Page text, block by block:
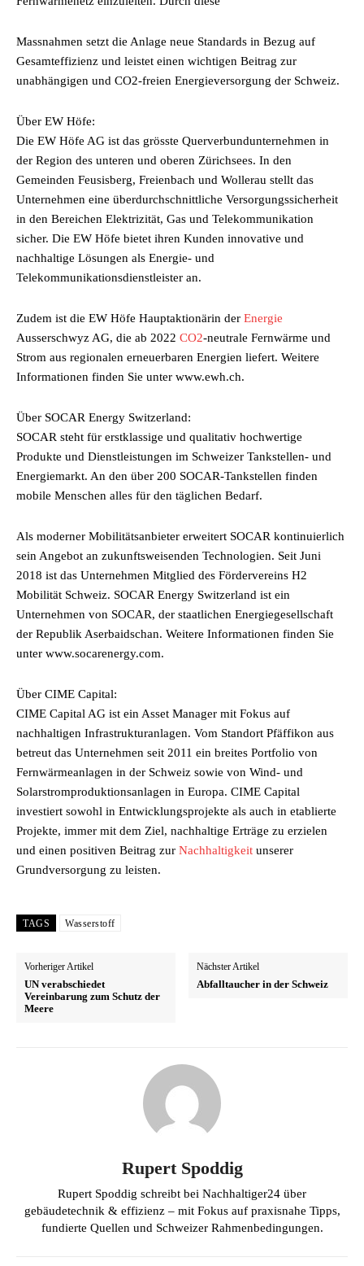
Massnahmen setzt die Anlage neue Standards in Bezug auf
Gesamteffizienz und leistet einen wichtigen Beitrag zur
unabhängigen und CO2-freien Energieversorgung der Schweiz.
Über EW Höfe:
Die EW Höfe AG ist das grösste Querverbundunternehmen in
der Region des unteren und oberen Zürichsees. In den
Gemeinden Feusisberg, Freienbach und Wollerau stellt das
Unternehmen eine überdurchschnittliche Versorgungssicherheit
in den Bereichen Elektrizität, Gas und Telekommunikation
sicher. Die EW Höfe bietet ihren Kunden innovative und
nachhaltige Lösungen als Energie- und
Telekommunikationsdienstleister an.
Zudem ist die EW Höfe Hauptaktionärin der Energie
Ausserschwyz AG, die ab 2022 CO2-neutrale Fernwärme und
Strom aus regionalen erneuerbaren Energien liefert. Weitere
Informationen finden Sie unter www.ewh.ch.
Über SOCAR Energy Switzerland:
SOCAR steht für erstklassige und qualitativ hochwertige
Produkte und Dienstleistungen im Schweizer Tankstellen- und
Energiemarkt. An den über 200 SOCAR-Tankstellen finden
mobile Menschen alles für den täglichen Bedarf.
Als moderner Mobilitätsanbieter erweitert SOCAR kontinuierlich
sein Angebot an zukunftsweisenden Technologien. Seit Juni
2018 ist das Unternehmen Mitglied des Fördervereins H2
Mobilität Schweiz. SOCAR Energy Switzerland ist ein
Unternehmen von SOCAR, der staatlichen Energiegesellschaft
der Republik Aserbaidschan. Weitere Informationen finden Sie
unter www.socarenergy.com.
Über CIME Capital:
CIME Capital AG ist ein Asset Manager mit Fokus auf
nachhaltigen Infrastrukturanlagen. Vom Standort Pfäffikon aus
betreut das Unternehmen seit 2011 ein breites Portfolio von
Fernwärmeanlagen in der Schweiz sowie von Wind- und
Solarstromproduktionsanlagen in Europa. CIME Capital
investiert sowohl in Entwicklungsprojekte als auch in etablierte
Projekte, immer mit dem Ziel, nachhaltige Erträge zu erzielen
und einen positiven Beitrag zur Nachhaltigkeit unserer
Grundversorgung zu leisten.
TAGS Wasserstoff
Vorheriger Artikel
UN verabschiedet
Vereinbarung zum Schutz der
Meere
Nächster Artikel
Abfalltaucher in der Schweiz
Rupert Spoddig
Rupert Spoddig schreibt bei Nachhaltiger24 über
gebäudetechnik & effizienz – mit Fokus auf praxisnahe Tipps,
fundierte Quellen und Schweizer Rahmenbedingungen.